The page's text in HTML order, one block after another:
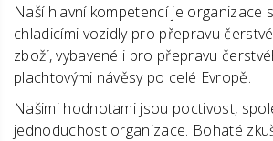
Naší hlavní kompetencí je organizace
chladicími vozidly pro přepravu
zboží, vybavené i pro přepravu
plachtovými návěsy po celé Evropě.
Našimi hodnotami jsou poctivost,
jednoduchost organizace. Bohaté